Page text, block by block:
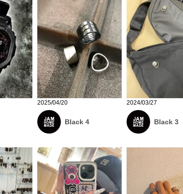
2025/04/20
Black 4
2024/03/27
Black 3